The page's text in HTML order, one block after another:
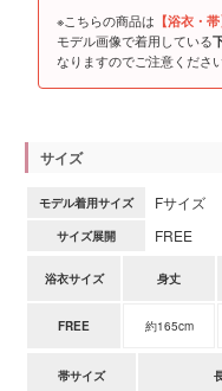
※こちらの商品は 【浴衣・
モデル画像で着用している
なりますのでご注意ください
サイズ
モデル着用サイズ Fサイズ
サイズ展開 FREE
浴衣サイズ 身丈
FREE 約165cm
帯サイズ